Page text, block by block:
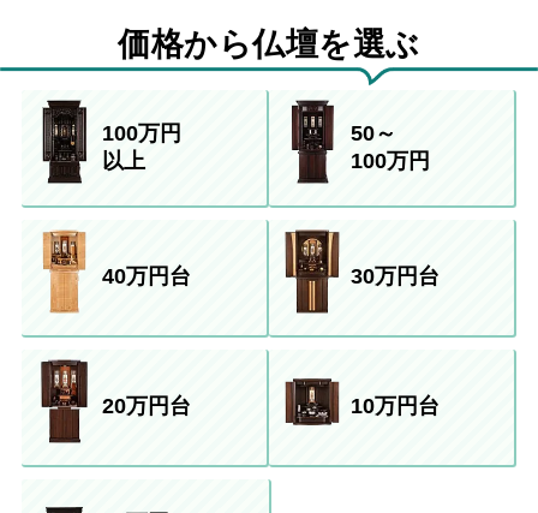
価格から仏壇を選ぶ
100万円
以上
50～
100万円
40万円台 30万円台
20万円台 10万円台